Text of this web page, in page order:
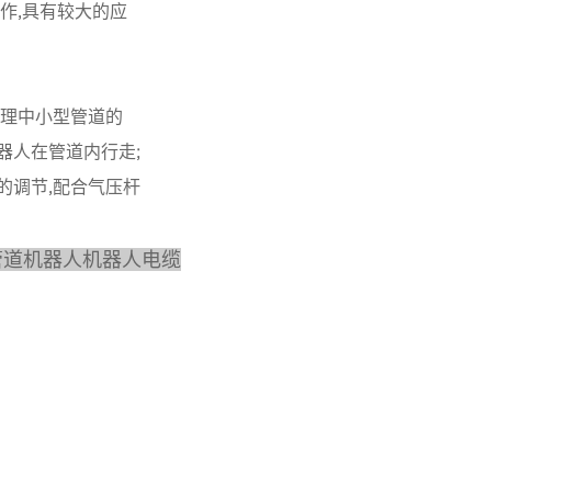
,具有较大的应
中小型管道的
人在管道内行走;
调节,配合气压杆
机器人机器人电缆